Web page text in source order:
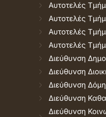
Αυτοτελές
Αυτοτελές
Αυτοτελές
Αυτοτελές
Διεύθυνση
Διεύθυνση
Διεύθυνση
Διεύθυνση
Διεύθυνση